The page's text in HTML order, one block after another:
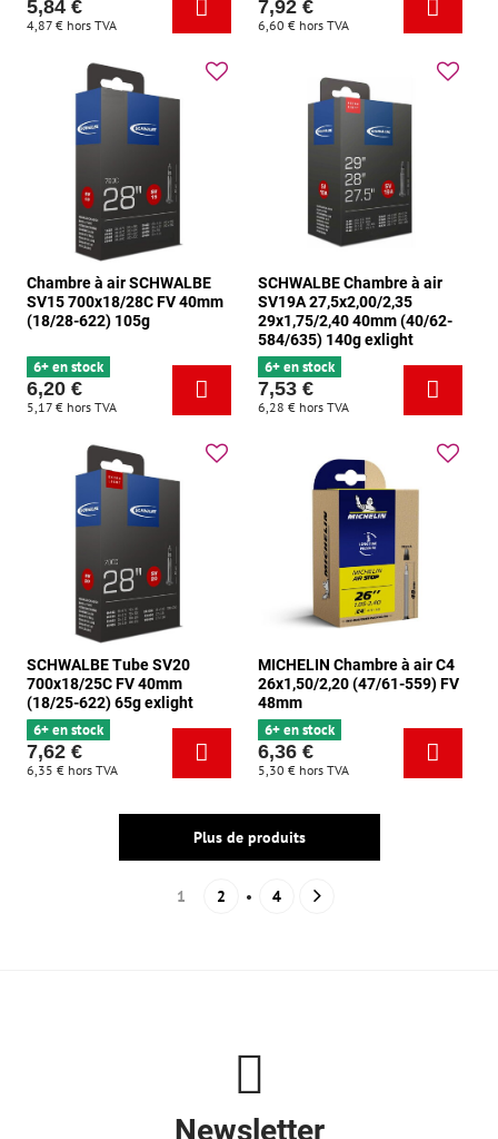
5,84 €
4,87 € hors TVA
7,92 €
6,60 € hors TVA
Chambre à air SCHWALBE
SV15 700x18/28C FV 40mm
(18/28-622) 105g
6+ en stock
6,20 €
5,17 € hors TVA
SCHWALBE Chambre à air
SV19A 27,5x2,00/2,35
29x1,75/2,40 40mm (40/62-
584/635) 140g exlight
6+ en stock
7,53 €
6,28 € hors TVA
SCHWALBE Tube SV20
700x18/25C FV 40mm
(18/25-622) 65g exlight
6+ en stock
7,62 €
6,35 € hors TVA
MICHELIN Chambre à air C4
26x1,50/2,20 (47/61-559) FV
48mm
6+ en stock
6,36 €
5,30 € hors TVA
Plus de produits
1 2 4
Newsletter